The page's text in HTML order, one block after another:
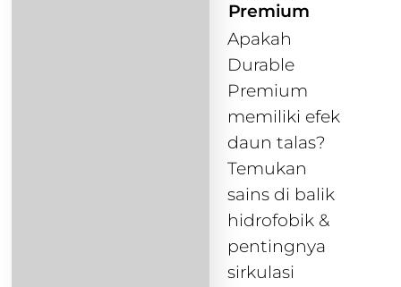
Premium
Apakah
Durable
Premium
memiliki efek
daun talas?
Temukan
sains di balik
hidrofobik &
pentingnya
sirkulasi